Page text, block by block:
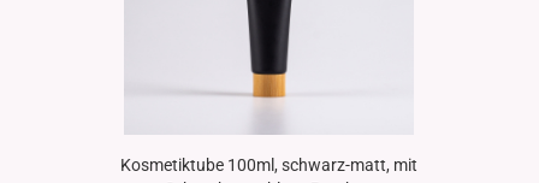
Kosmetiktube 100ml, schwarz-matt, mit